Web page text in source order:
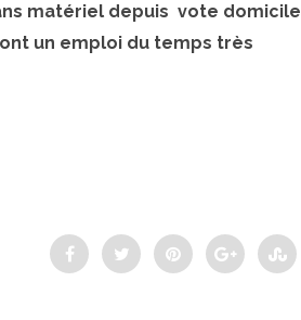
matériel depuis vote domicile
un emploi du temps très